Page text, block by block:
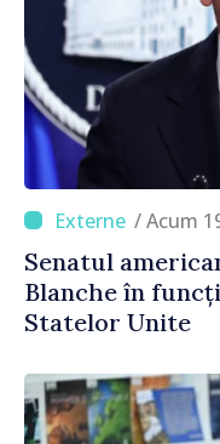
/ Acum
Senatul
Blanche în
Statelor Unite